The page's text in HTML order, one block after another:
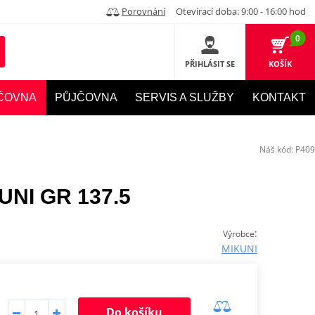
Porovnání Otevírací doba: 9:00 - 16:00 hod
PŘIHLÁSIT SE
0
KOŠÍK
PŮJČOVNA SERVIS A SLUŽBY KONTAKT
GR 137.5
Výrobce:
MIKUNI
Náš kód: P409